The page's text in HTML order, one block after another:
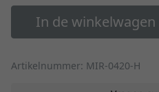
In de winkelwagen
Artikelnummer: MIR-0420-H